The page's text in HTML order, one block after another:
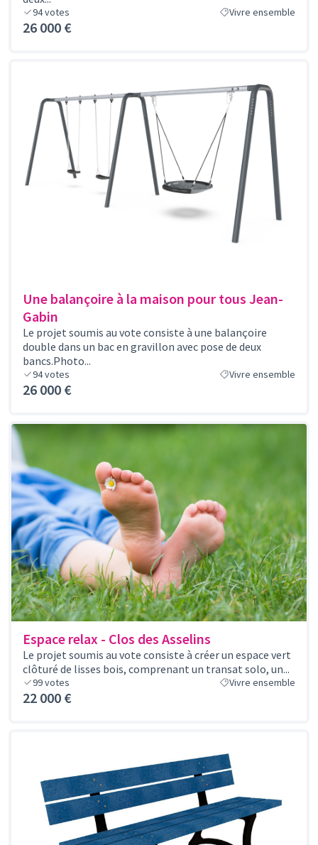
94votes Vivre ensemble
26 000 €
Une balançoire à la maison pour tous Jean-
Gabin
Le projet soumis au vote consiste à une balançoire
double dans un bac en gravillon avec pose de deux
bancs.Photo...
94votes Vivre ensemble
26 000 €
Espace relax - Clos des Asselins
Le projet soumis au vote consiste à créer un espace vert
clôturé de lisses bois, comprenant un transat solo, un...
99votes Vivre ensemble
22 000 €